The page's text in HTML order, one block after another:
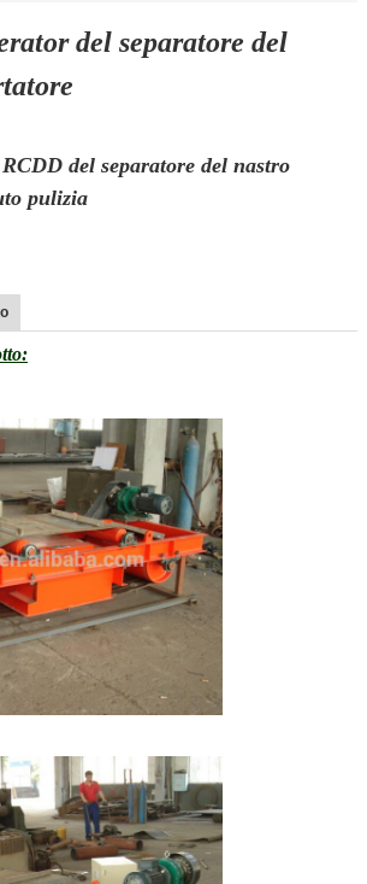
del separatore del
del separatore del nastro
pulizia